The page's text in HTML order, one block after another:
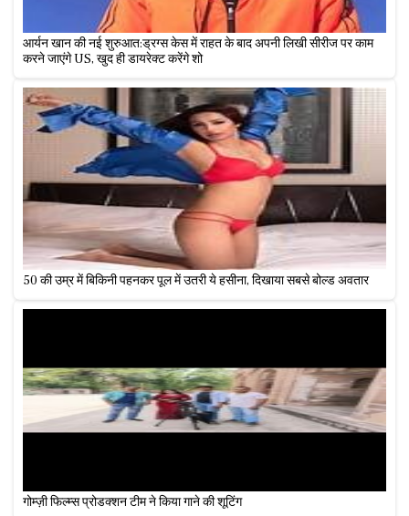
आर्यन खान की नई शुरुआत:ड्रग्स केस में राहत के बाद अपनी लिखी सीरीज पर काम
करने जाएंगे US, खुद ही डायरेक्ट करेंगे शो
50 की उम्र में बिकिनी पहनकर पूल में उतरी ये हसीना, दिखाया सबसे बोल्ड अवतार
गोम्ज़ी फिल्म्स प्रोडक्शन टीम ने किया गाने की शूटिंग